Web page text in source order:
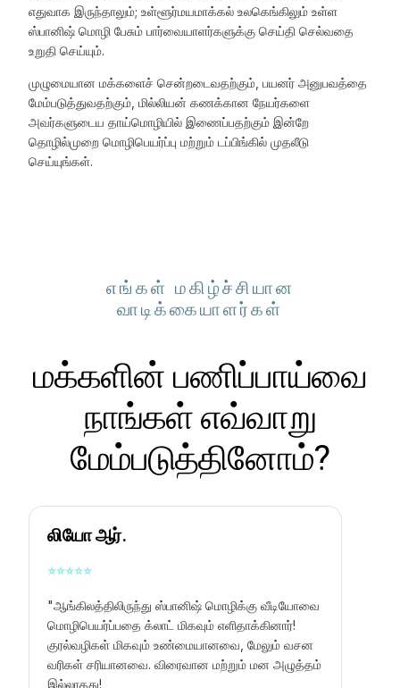
எதுவாக இருந்தாலும்; உள்ளூர்மயமாக்கல் உலகெங்கிலும் உள்ள
ஸ்பானிஷ் மொழி பேசும் பார்வையாளர்களுக்கு செய்தி செல்வதை
உறுதி செய்யும்.
முழுமையான மக்களைச் சென்றடைவதற்கும், பயனர் அனுபவத்தை
மேம்படுத்துவதற்கும், மில்லியன் கணக்கான நேயர்களை
அவர்களுடைய தாய்மொழியில் இணைப்பதற்கும் இன்றே
தொழில்முறை மொழிபெயர்ப்பு மற்றும் டப்பிங்கில் முதலீடு
செய்யுங்கள்.
எங்கள் மகிழ்ச்சியான
வாடிக்கையாளர்கள்
மக்களின் பணிப்பாய்வை
நாங்கள் எவ்வாறு
மேம்படுத்தினோம்?
லியோ ஆர்.
⭐⭐⭐⭐⭐
"ஆங்கிலத்திலிருந்து ஸ்பானிஷ் மொழிக்கு வீடியோவை
மொழிபெயர்ப்பதை க்லாட் மிகவும் எளிதாக்கினார்!
குரல்வழிகள் மிகவும் உண்மையானவை, மேலும் வசன
வரிகள் சரியானவை. விரைவான மற்றும் மன அழுத்தம்
இல்லாதது!